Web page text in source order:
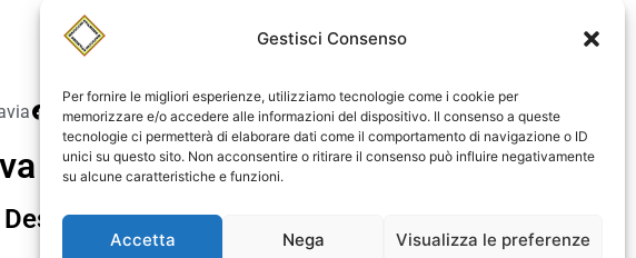
Gestisci Consenso
Per fornire le migliori esperienze, utilizziamo tecnologie come i cookie per
memorizzare e/o accedere alle informazioni del dispositivo. Il consenso a queste
tecnologie ci permetterà di elaborare dati come il comportamento di navigazione o ID
unici su questo sito. Non acconsentire o ritirare il consenso può influire negativamente
su alcune caratteristiche e funzioni.
Accetta Nega Visualizza le preferenze
Bonifico
StilmodeMaiocchi
01942740182